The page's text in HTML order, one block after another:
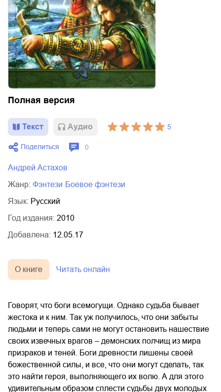
Полная версия
Текст Aудио 5
Поделиться 0
Андрей Астахов
Жанр:
фэнтези
боевое фэнтези
Язык: Русский
Год издания: 2010
Добавлена: 12.05.17
О книге Читать онлайн
Говорят, что боги всемогущи. Однако судьба бывает
жестока и к ним. Так уж получилось, что они забыты
людьми и теперь сами не могут остановить нашествие
своих извечных врагов – демонских полчищ из мира
призраков и теней. Боги древности лишены своей
божественной силы, и все, что они могут сделать, так
это найти героя, выполняющего их волю. А для этого
удивительным образом сплести судьбы двух молодых